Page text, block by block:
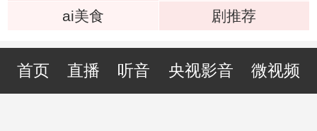
ai美食
剧推荐
首页 直播 听音 央视影音 微视频